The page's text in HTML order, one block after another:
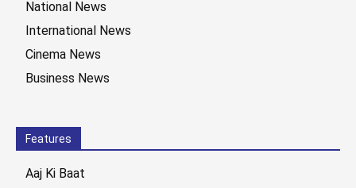
National News
International News
Cinema News
Business News
Features
Aaj Ki Baat